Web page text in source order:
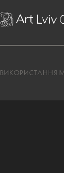
ВИКОРИСТАННЯ